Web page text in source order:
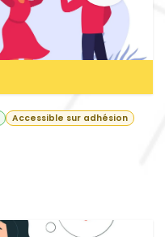
Accessible sur adhésion